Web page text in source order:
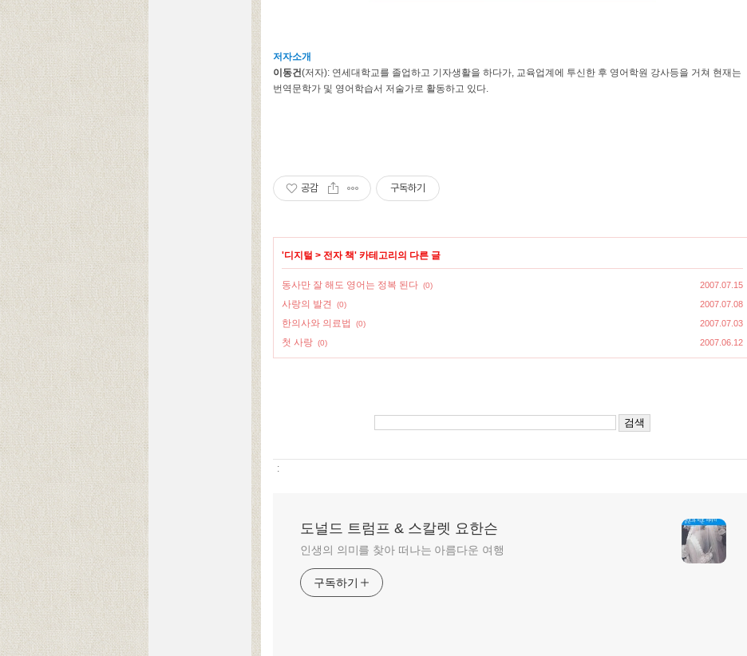
저자소개
이동건(저자): 연세대학교를 졸업하고 기자생활을 하다가, 교육업계에 투신한 후 영어학원 강사등을 거쳐 현재는
번역문학가 및 영어학습서 저술가로 활동하고 있다.
공감 구독하기
'디지털 > 전자 책' 카테고리의 다른 글
동사만 잘 해도 영어는 정복 된다 (0) 2007.07.15
사랑의 발견 (0) 2007.07.08
한의사와 의료법 (0) 2007.07.03
첫 사랑 (0) 2007.06.12
:
도널드 트럼프 & 스칼렛 요한슨
인생의 의미를 찾아 떠나는 아름다운 여행
구독하기